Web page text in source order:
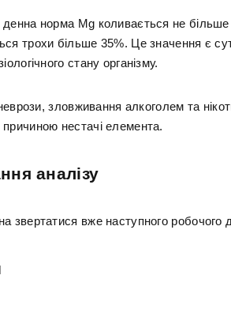
норма Mg коливається не більше
трохи більше 35%. Це значення є
стану організму.
зловживання алкоголем та
нестачі елемента.
аналізу
звертатися вже наступного робочого